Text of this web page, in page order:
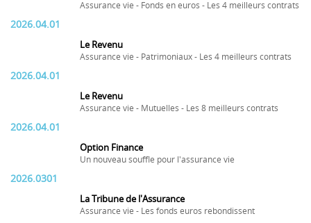
Assurance vie - Fonds en euros - Les 4 meilleurs contrats
2026.04.01
Le Revenu
Assurance vie - Patrimoniaux - Les 4 meilleurs contrats
2026.04.01
Le Revenu
Assurance vie - Mutuelles - Les 8 meilleurs contrats
2026.04.01
Option Finance
Un nouveau souffle pour l'assurance vie
2026.0301
La Tribune de l'Assurance
Assurance vie - Les fonds euros rebondissent